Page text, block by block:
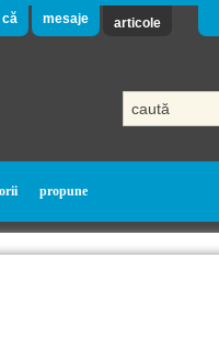
mesaje articole
propune